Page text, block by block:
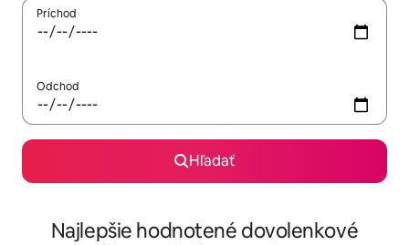
Príchod
Odchod
Hľadať
Najlepšie hodnotené dovolenkové